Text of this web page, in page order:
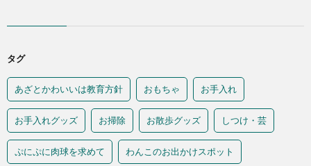
タグ
あざとかわいいは教育方針 おもちゃ お手入れ
お手入れグッズ お掃除 お散歩グッズ しつけ・芸
ぷにぷに肉球を求めて わんこのお出かけスポット